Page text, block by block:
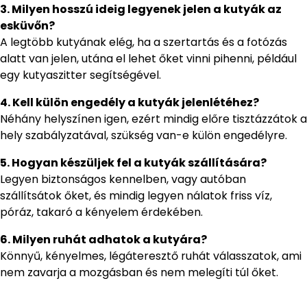
3. Milyen hosszú ideig legyenek jelen a kutyák az
esküvőn?
A legtöbb kutyának elég, ha a szertartás és a fotózás
alatt van jelen, utána el lehet őket vinni pihenni, például
egy kutyaszitter segítségével.
4. Kell külön engedély a kutyák jelenlétéhez?
Néhány helyszínen igen, ezért mindig előre tisztázzátok a
hely szabályzatával, szükség van-e külön engedélyre.
5. Hogyan készüljek fel a kutyák szállítására?
Legyen biztonságos kennelben, vagy autóban
szállítsátok őket, és mindig legyen nálatok friss víz,
póráz, takaró a kényelem érdekében.
6. Milyen ruhát adhatok a kutyára?
Könnyű, kényelmes, légáteresztő ruhát válasszatok, ami
nem zavarja a mozgásban és nem melegíti túl őket.